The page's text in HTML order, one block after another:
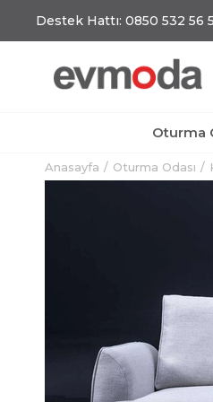
Destek Hattı: 0850 532 56
Oturma
Anasayfa Oturma Odası